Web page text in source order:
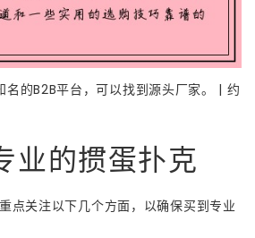
名的B2B平台，可以找到源头厂家。 | 约
业的掼蛋扑克
点关注以下几个方面，以确保买到专业